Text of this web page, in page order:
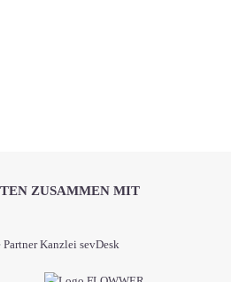
ZUSAMMEN MIT